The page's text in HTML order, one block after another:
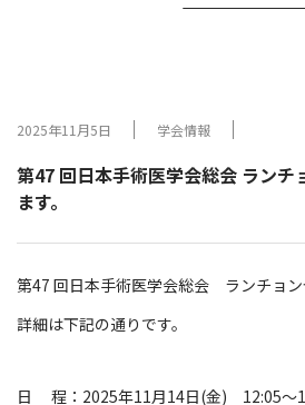
2025年11月5日 学会情報
第47 回日本手術医学会総会 ランチ
ます。
第47 回日本手術医学会総会 ランチョン
詳細は下記の通りです。
日 程：2025年11月14日(金) 12:05～